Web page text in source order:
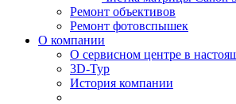
Ремонт объективов
Ремонт фотовспышек
О компании
О сервисном центре в
3D-Тур
История компании